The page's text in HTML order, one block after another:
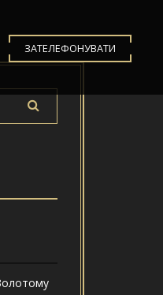
ЗАТЕЛЕФОНУВАТИ